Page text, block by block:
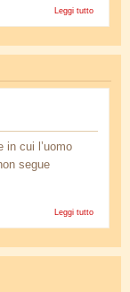
Leggi tutto
in cui l’uomo
segue
Leggi tutto